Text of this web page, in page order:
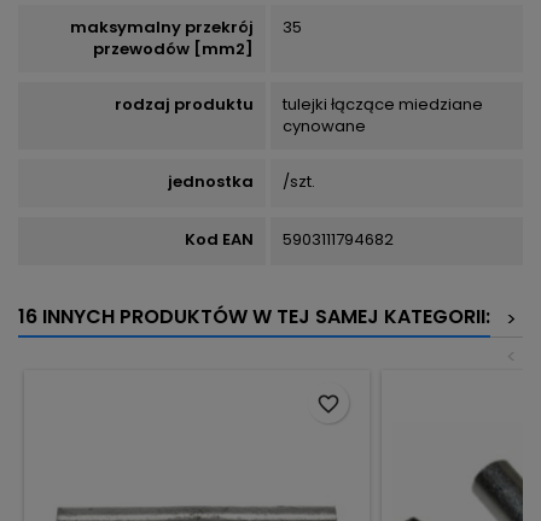
maksymalny przekrój
przewodów [mm2]
35
rodzaj produktu
tulejki łączące miedziane
cynowane
jednostka /szt.
Kod EAN 5903111794682
16 INNYCH PRODUKTÓW W TEJ SAMEJ KATEGORII:
>
<
favorite_border